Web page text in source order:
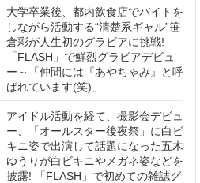
大学卒業後、都内飲食店でバイトを
しながら活動する“清楚系ギャル”笹
倉彩が人生初のグラビアに挑戦!
「FLASH」で鮮烈グラビアデビュ
ー～「仲間には『あやちゃみ』と呼
ばれています(笑)」
アイドル活動を経て、撮影会デビュ
ー、「オールスター後夜祭」に白ビ
キニ姿で出演して話題になった五木
ゆうりが白ビキニやメガネ姿などを
披露! 「FLASH」で初めての雑誌グ